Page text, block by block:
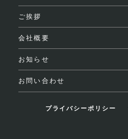
ご挨拶
会社概要
お知らせ
お問い合わせ
プライバシーポリシー